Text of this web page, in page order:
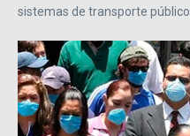
sistemas de transporte público.